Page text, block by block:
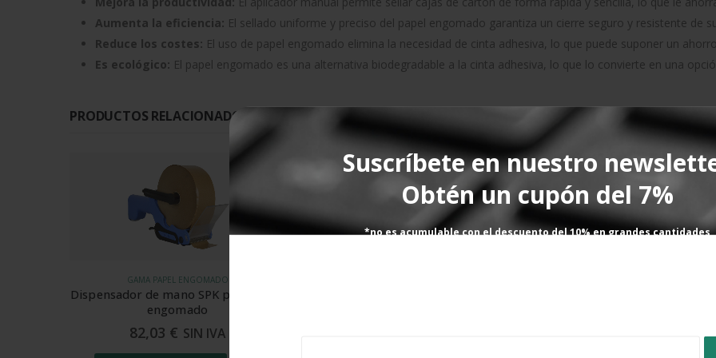
Suscríbete en nuestro
Obtén un cupón del 7%
*no es acumulable con el descuento del 10% en grandes cantidades
Aumenta la eficiencia: El sellado uniforme y preciso del papel engomado garantiza un cierre seguro y resistente de
Reduce los costes: El uso de papel engomado elimina la necesidad de cinta adhesiva, lo que puede suponer un
Es ecológico: El papel engomado es una alternativa biodegradable a la cinta adhesiva, lo que lo convierte en una
PRODUCTOS RELACIONADOS CON ESTE PRODUCTO
GAMA PAPEL ENGOMADO
Precintadora para papel engomado
Kartatape 1.562